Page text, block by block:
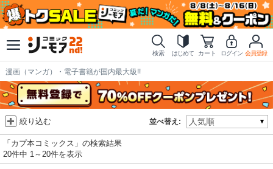
検索 はじめて カート ログイン 会員登録
漫画（マンガ）・電子書籍が国内最大級!!
並べ替え:
絞り込む
「カプ本コミックス」の検索結果
20件中 1～20件を表示